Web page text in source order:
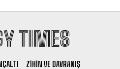
TIMES
ZIHIN VE DAVRANIŞ